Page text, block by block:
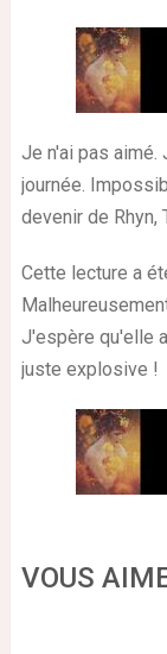
Je n'ai pas aimé.
journée.
devenir de Rhyn,
Cette lecture a
J'espère qu'elle
juste explosive !
VOUS